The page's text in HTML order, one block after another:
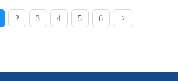
2 3 4 5 6